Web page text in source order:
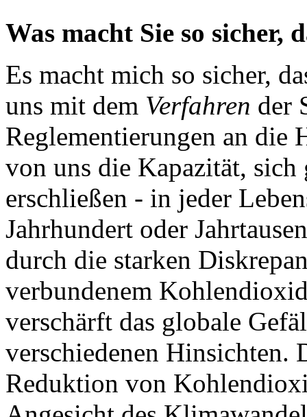
Was macht Sie so sicher,
Es macht mich so sicher,
uns mit dem Verfahren der
Reglementierungen an die
von uns die Kapazität, sich
erschließen - in jeder
Jahrhundert oder
durch die starken
verbundenem
verschärft das globale
verschiedenen Hinsichten.
Reduktion von